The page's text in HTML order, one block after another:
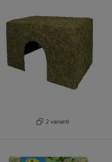
2 varianti